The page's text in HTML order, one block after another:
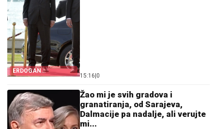
ERDOGAN
ODUŠEVLJEN
GOSTOPRIMSTVOM
15:16 0
Žao mi je svih gradova i
granatiranja, od Sarajeva,
Dalmacije pa nadalje, ali verujte
mi...